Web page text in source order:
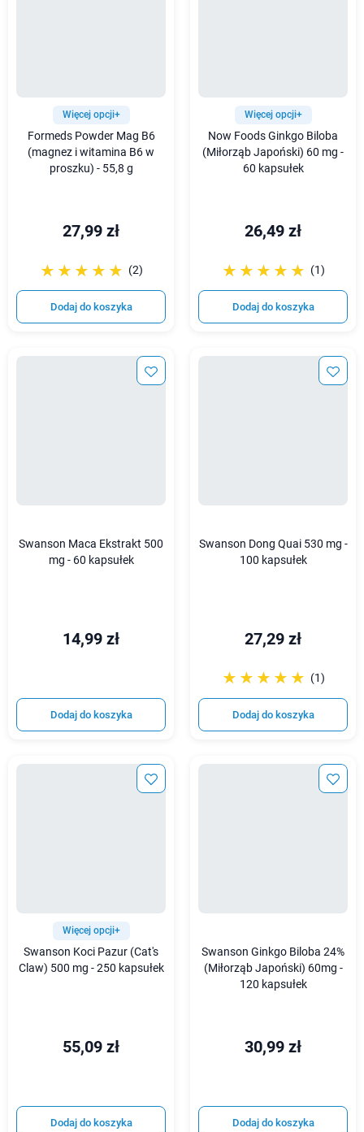
Więcej opcji+
Formeds Powder Mag B6
(magnez i witamina B6 w
proszku) - 55,8 g
27,99 zł
☆☆☆☆☆
★★★★★ (2)
Dodaj do koszyka
Więcej opcji+
Now Foods Ginkgo Biloba
(Miłorząb Japoński) 60 mg -
60 kapsułek
26,49 zł
☆☆☆☆☆
★★★★★ (1)
Dodaj do koszyka
Swanson Maca Ekstrakt 500
mg - 60 kapsułek
14,99 zł
Dodaj do koszyka
Swanson Dong Quai 530 mg -
100 kapsułek
27,29 zł
☆☆☆☆☆
★★★★★ (1)
Dodaj do koszyka
Więcej opcji+
Swanson Koci Pazur (Cat's
Claw) 500 mg - 250 kapsułek
55,09 zł
Dodaj do koszyka
Swanson Ginkgo Biloba 24%
(Miłorząb Japoński) 60mg -
120 kapsułek
30,99 zł
Dodaj do koszyka